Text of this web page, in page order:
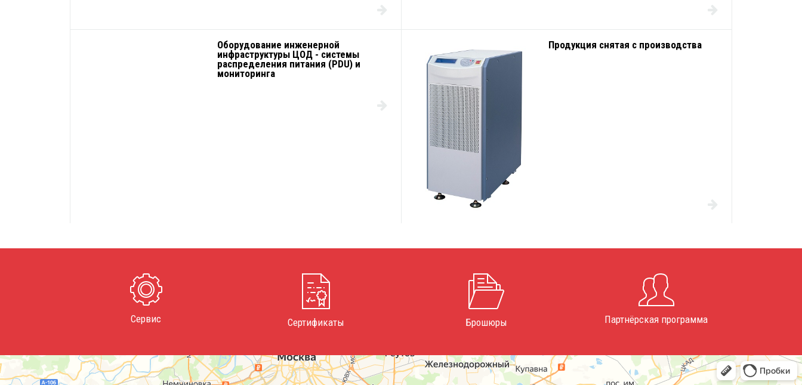
Оборудование инженерной
инфраструктуры ЦОД - системы
распределения питания (PDU) и
мониторинга
Продукция снятая с производства
Сервис Сертификаты Брошюры Партнёрская программа